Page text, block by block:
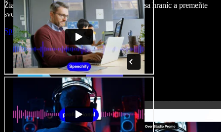
Žiadne učenie, všetko v prehliadači – zbavte sa hraníc a premeňte
svoje nápady na realitu.
Spustiť Studio